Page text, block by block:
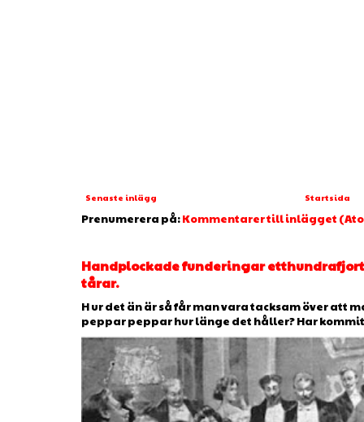
Senaste inlägg Startsida
Prenumerera på:Kommentarer till inlägget
Handplockade funderingar
tårar.
H ur det än är så får man vara tacksam över att
peppar peppar hur länge det håller? Har